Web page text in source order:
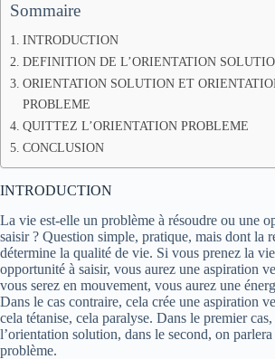
Sommaire
INTRODUCTION
DEFINITION DE L’ORIENTATION
ORIENTATION SOLUTION ET
PROBLEME
QUITTEZ L’ORIENTATION PROBLEME
CONCLUSION
INTRODUCTION
La vie est-elle un problème à résoudre ou une
saisir ? Question simple, pratique, mais dont la
détermine la qualité de vie. Si vous prenez la
opportunité à saisir, vous aurez une aspiration
vous serez en mouvement, vous aurez une
Dans le cas contraire, cela crée une aspiration
cela tétanise, cela paralyse. Dans le premier
l’orientation solution, dans le second, on
problème.